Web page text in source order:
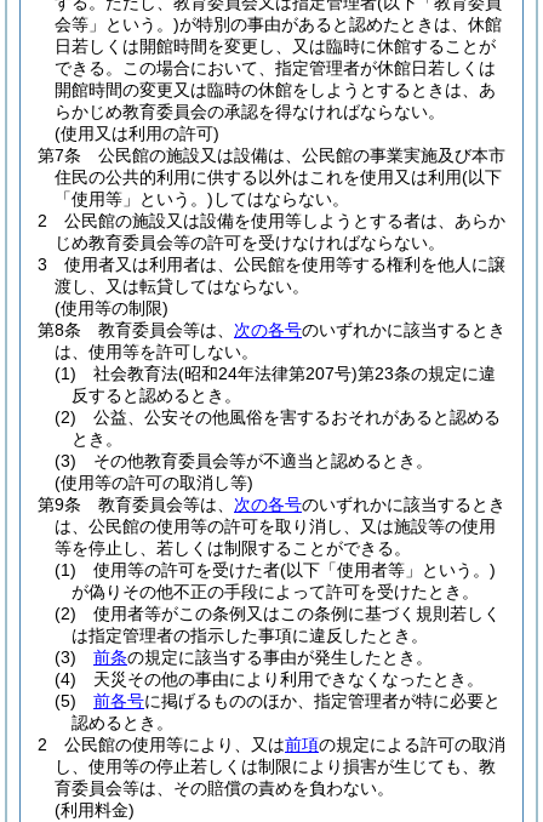
会等」という。)が特別の事由があると認めたときは、休館
日若しくは開館時間を変更し、又は臨時に休館することが
できる。
この場合において、指定管理者が休館日若しくは
開館時間の変更又は臨時の休館をしようとするときは、あ
らかじめ教育委員会の承認を得なければならない。
(使用又は利用の許可)
第7条
公民館の施設又は設備は、公民館の事業実施及び本市
住民の公共的利用に供する以外はこれを使用又は利用(以下
「使用等」という。) してはならない。
2
公民館の施設又は設備を使用等しようとする者は、あらか
じめ教育委員会等の許可を受けなければならない。
3
使用者又は利用者は、公民館を使用等する権利を他人に譲
渡し、又は転貸してはならない。
(使用等の制限)
第8条
教育委員会等は、 次の各号のいずれかに該当するとき
は、使用等を許可しない。
(1)
社会教育法(昭和24年法律第207号)第23条の規定に違
反すると認めるとき。
(2)
公益、公安その他風俗を害するおそれがあると認める
とき。
(3)
その他教育委員会等が不適当と認めるとき。
(使用等の許可の取消し等)
第9条
教育委員会等は、 次の各号のいずれかに該当するとき
は、公民館の使用等の許可を取り消し、又は施設等の使用
等を停止し、若しくは制限することができる。
(1)
使用等の許可を受けた者(以下「使用者等」という。)
が偽りその他不正の手段によって許可を受けたとき。
(2)
使用者等がこの条例又はこの条例に基づく規則若しく
は指定管理者の指示した事項に違反したとき。
(3)
前条の規定に該当する事由が発生したとき。
(4)
天災その他の事由により利用できなくなったとき。
(5)
前各号に掲げるもののほか、指定管理者が特に必要と
認めるとき。
2
公民館の使用等により、又は前項の規定による許可の取消
し、使用等の停止若しくは制限により損害が生じても、教
育委員会等は、その賠償の責めを負わない。
(利用料金)